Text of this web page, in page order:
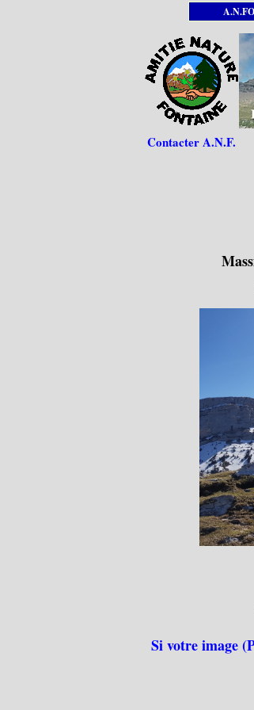
Contacter A.N.F.
Si votre image